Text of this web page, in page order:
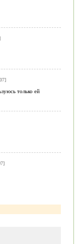
только ей